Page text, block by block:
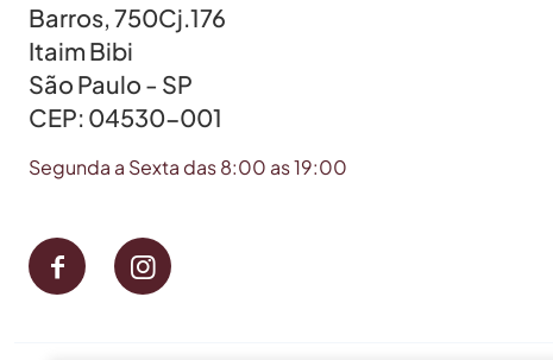
Barros, 750Cj.176
Itaim Bibi
São Paulo - SP
CEP: 04530-001
Segunda a Sexta das 8:00 as 19:00